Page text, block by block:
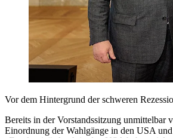
Vor dem Hintergrund der schweren
Bereits in der Vorstandssitzung unmittelbar
Einordnung der Wahlgänge in den USA